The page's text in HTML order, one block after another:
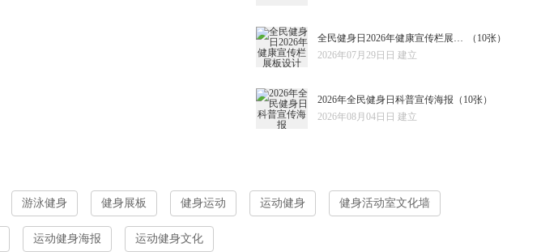
全民健身日2026年健康宣传栏展板设计
（10张）
2026年07月29日日 建立
2026年全民健身日科普宣传海报 （10张）
2026年08月04日日 建立
游泳健身 健身展板 健身运动 运动健身 健身活动室文化墙
运动健身海报 运动健身文化